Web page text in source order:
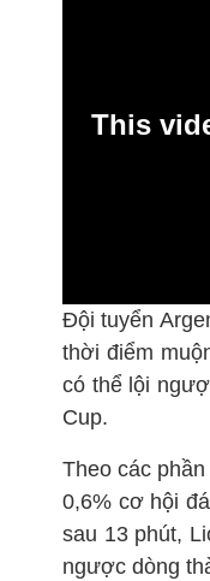
Đội tuyển
thời điểm
có thể lội
Cup.
Theo các
0,6% cơ hội
sau 13 phút,
ngược dòng